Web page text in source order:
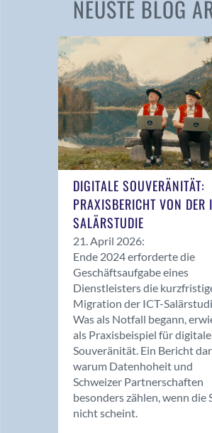
NEUSTE BLOG
DIGITALE SOUVERÄNITÄT:
PRAXISBERICHT VON DER
SALÄRSTUDIE
21. April 2026:
Ende 2024 erforderte die
Geschäftsaufgabe eines
Dienstleisters die
Migration der ICT-
Was als Notfall begann,
als Praxisbeispiel für digitale
Souveränität. Ein Bericht
warum Datenhoheit und
Schweizer Partnerschaften
besonders zählen, wenn die
nicht scheint.